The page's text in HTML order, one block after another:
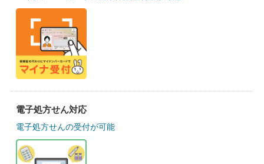
電子処方せん対応
電子処方せんの受付が可能